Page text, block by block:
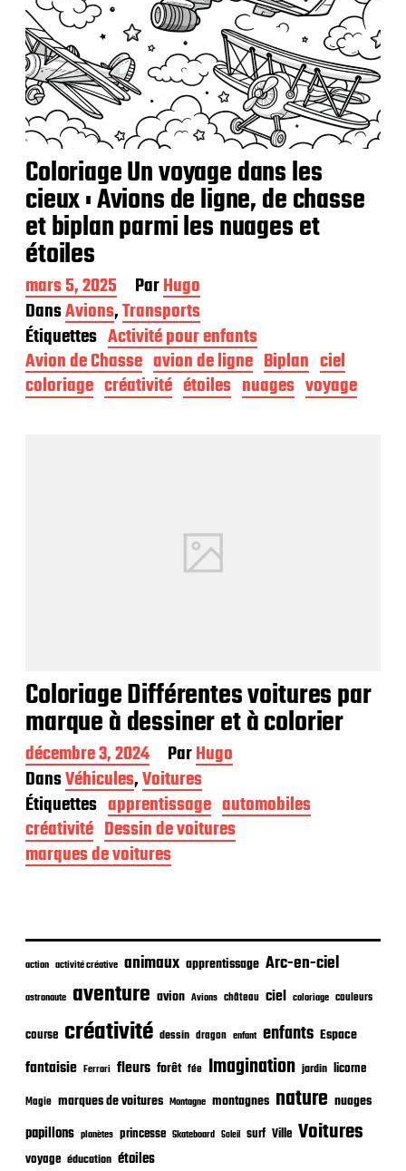
Coloriage Un voyage dans les
cieux : Avions de ligne, de chasse
et biplan parmi les nuages et
étoiles
D
a
t
e
d
e
p
mars 5, 2025 ParHugo
DansAvions,Transports
Étiquettes Activité pour enfants
Avion de Chasse avion de ligne Biplan ciel
coloriage créativité étoiles nuages voyage
Coloriage Différentes voitures par
marque à dessiner et à colorier
D
a
t
e
d
e
p
i
a
t
i
o
n
décembre 3, 2024 ParHugo
DansVéhicules,Voitures
Étiquettes apprentissage automobiles
créativité Dessin de voitures
marques de voitures
action activité créative animaux apprentissage Arc-en-ciel
astronaute aventure avion Avions château ciel coloriage couleurs
course créativité dessin dragon enfant enfants Espace
fantaisie Ferrari fleurs forêt fée Imagination jardin licorne
Magie marques de voitures Montagne montagnes nature nuages
papillons planètes princesse Skateboard Soleil surf Ville Voitures
voyage éducation étoiles